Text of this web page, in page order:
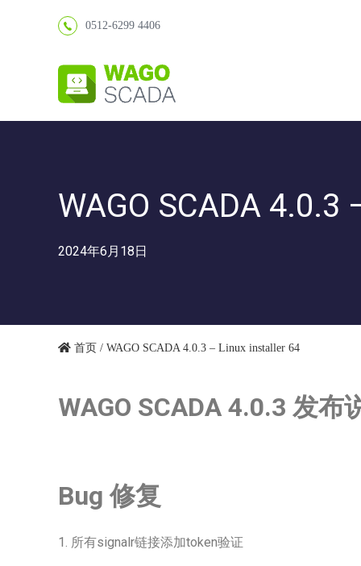
0512-6299 4406
WAGO SCADA
2024年6月18日
首页 / WAGO SCADA 4.0.3 – Linux installer 64
WAGO SCADA 4.0.3 发布
Bug 修复
1. 所有signalr链接添加token验证